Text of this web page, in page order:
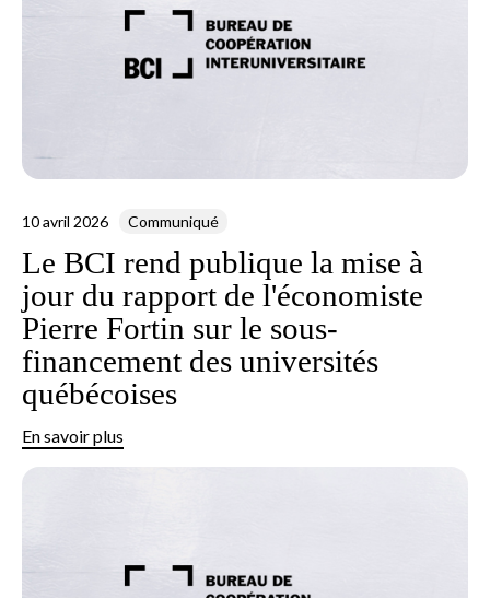
10 avril 2026 Communiqué
Le BCI rend publique la mise à
jour du rapport de l'économiste
Pierre Fortin sur le sous-
financement des universités
québécoises
En savoir plus